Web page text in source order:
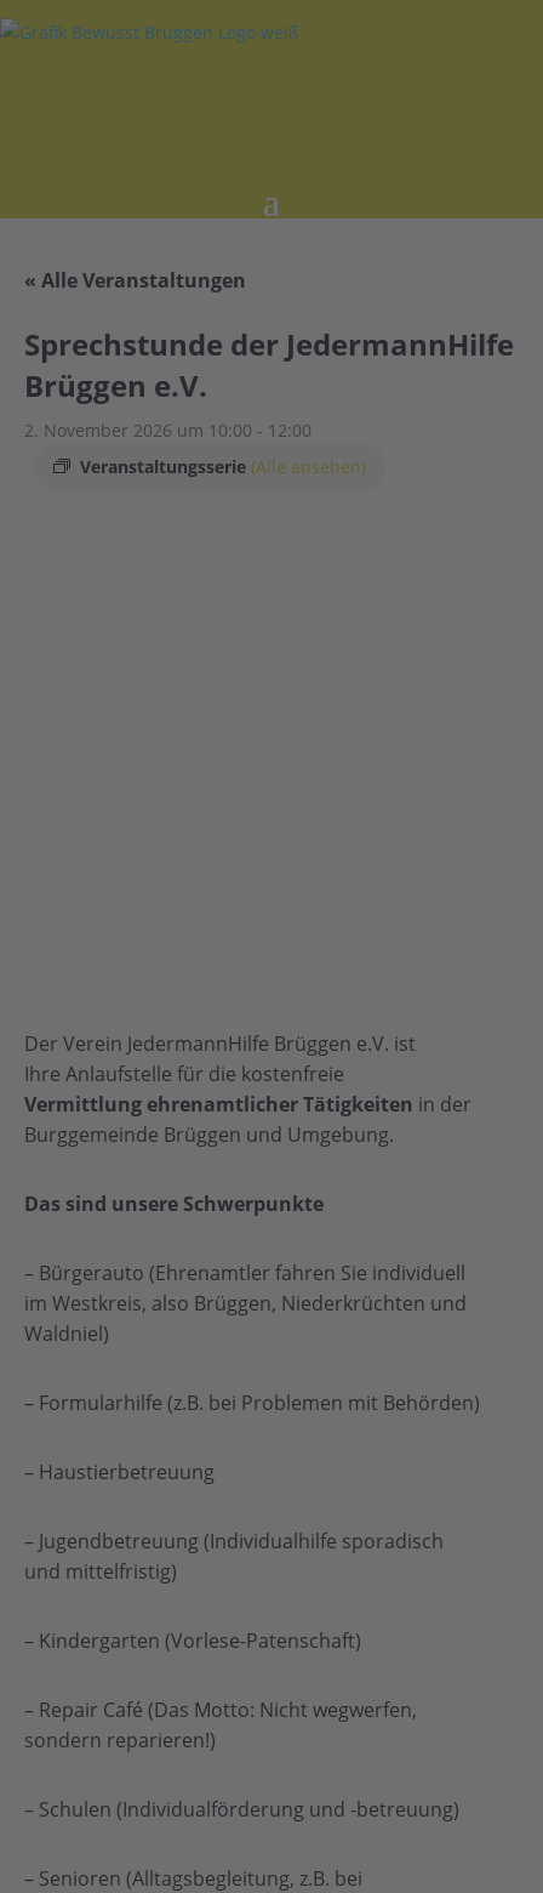
« Alle Veranstaltungen
Sprechstunde der JedermannHilfe
Brüggen e.V.
2. November 2026 um 10:00 - 12:00
Veranstaltungsserie (Alle ansehen)
Der Verein JedermannHilfe Brüggen e.V. ist
Ihre Anlaufstelle für die kostenfreie
Vermittlung ehrenamtlicher Tätigkeiten in der
Burggemeinde Brüggen und Umgebung.
Das sind unsere Schwerpunkte
– Bürgerauto (Ehrenamtler fahren Sie individuell
im Westkreis, also Brüggen, Niederkrüchten und
Waldniel)
– Formularhilfe (z.B. bei Problemen mit Behörden)
– Haustierbetreuung
– Jugendbetreuung (Individualhilfe sporadisch
und mittelfristig)
– Kindergarten (Vorlese-Patenschaft)
– Repair Café (Das Motto: Nicht wegwerfen,
sondern reparieren!)
– Schulen (Individualförderung und -betreuung)
– Senioren (Alltagsbegleitung, z.B. bei